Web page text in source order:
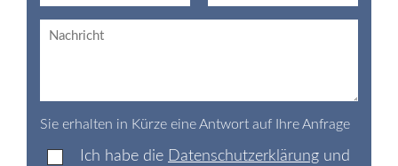
Sie erhalten in Kürze eine Antwort auf Ihre Anfrage
Ich habe die Datenschutzerklärung und